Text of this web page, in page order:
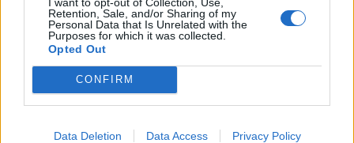
Retention, Sale, and/or Sharing of my
Personal Data that Is Unrelated with the
Purposes for which it was collected.
Opted Out
CONFIRM
Data Deletion Data Access Privacy Policy